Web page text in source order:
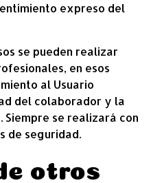
expreso del
se pueden realizar
en esos
al Usuario
del colaborador y la
se realizará con
de seguridad.
otros